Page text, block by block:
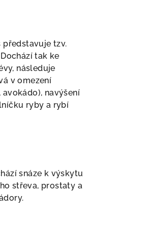
představuje tzv.
tak ke
následuje
v omezení
navýšení
ryby a rybí
snáze k výskytu
střeva, prostaty a